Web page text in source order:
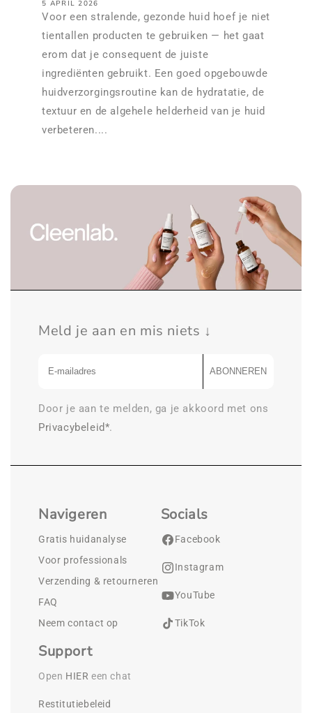
5 APRIL 2026
Voor een stralende, gezonde huid hoef je niet
tientallen producten te gebruiken — het gaat
erom dat je consequent de juiste
ingrediënten gebruikt. Een goed opgebouwde
huidverzorgingsroutine kan de hydratatie, de
textuur en de algehele helderheid van je huid
verbeteren....
Meld je aan en mis niets ↓
ABONNEREN
Door je aan te melden, ga je akkoord met ons
Privacybeleid*.
Navigeren
Gratis huidanalyse
Voor professionals
Verzending & retourneren
FAQ
Neem contact op
Socials
Facebook
Instagram
YouTube
TikTok
Support
Open HIER een chat
Restitutiebeleid